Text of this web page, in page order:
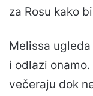
za Rosu kako
Melissa
i odlazi
večeraju dok